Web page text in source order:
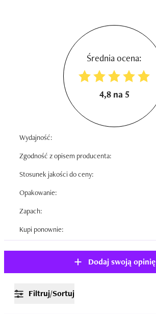
Średnia ocena:
4,8 na 5
Wydajność:
Zgodność z opisem producenta:
Stosunek jakości do ceny:
Opakowanie:
Zapach:
Kupi ponownie:
Dodaj swoją opinię
Filtruj/Sortuj